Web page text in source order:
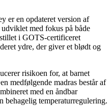
er en opdateret version af
med fokus på både
i GOTS-certificeret
ydre, der giver et blødt og
risikoen for, at barnet
medfølgende madras består af
med en åndbar
behagelig temperaturregulering.